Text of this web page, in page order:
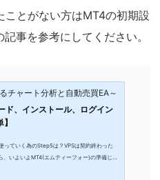
とがない方はMT4の初期設
事を参考にしてください。
チャート分析と自動売買EA～
ド、インストール、ログイン
っていく為のStep5は？VPSは契約終わった
、いよいよMT4(エムティーフォー)の準備じ